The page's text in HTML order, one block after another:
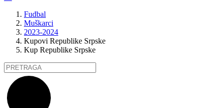
Fudbal
Muškarci
2023-2024
Kupovi Republike Srpske
Kup Republike Srpske